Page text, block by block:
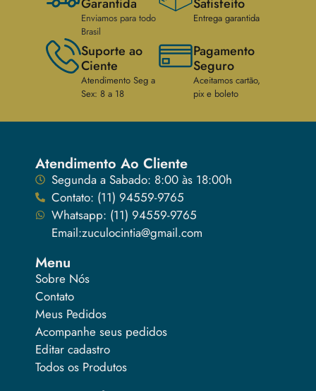
Enviamos para todo
Brasil
Entrega garantida
Suporte ao
Ciente
Atendimento Seg a
Sex: 8 a 18
Pagamento
Seguro
Aceitamos cartão,
pix e boleto
Atendimento Ao Cliente
Segunda a Sabado: 8:00 às 18:00h
Contato: (11) 94559-9765
Whatsapp: (11) 94559-9765
Email:zuculocintia@gmail.com
Menu
Sobre Nós
Contato
Meus Pedidos
Acompanhe seus pedidos
Editar cadastro
Todos os Produtos